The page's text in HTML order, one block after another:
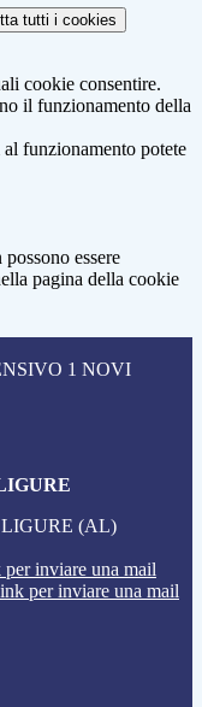
tutti i cookies
cookie consentire.
il funzionamento della
funzionamento potete
essere
pagina della cookie
1 NOVI
(AL)
inviare una mail
per inviare una mail